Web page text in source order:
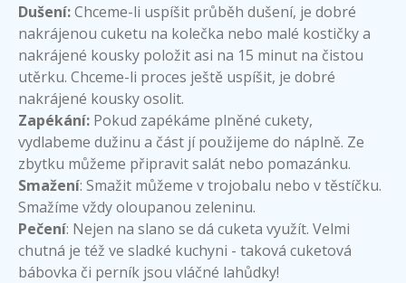
Dušení:Chceme-li uspíšit průběh dušení, je dobré
nakrájenou cuketu na kolečka nebo malé kostičky a
nakrájené kousky položit asi na 15 minut na čistou
utěrku. Chceme-li proces ještě uspíšit, je dobré
nakrájené kousky osolit.
Zapékání: Pokud zapékáme plněné cukety,
vydlabeme dužinu a část jí použijeme do náplně. Ze
zbytku můžeme připravit salát nebo pomazánku.
Smažení: Smažit můžeme v trojobalu nebo v těstíčku.
Smažíme vždy oloupanou zeleninu.
Pečení: Nejen na slano se dá cuketa využít. Velmi
chutná je též ve sladké kuchyni - taková cuketová
bábovka či perník jsou vláčné lahůdky!